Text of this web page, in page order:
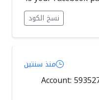
نسخ الكود
منذ سنتين
Account: